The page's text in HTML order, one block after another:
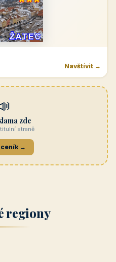
Navštívit →
zde
straně
→
regiony
kraj)
Žilinský
Střední Čechy
(Středočeský